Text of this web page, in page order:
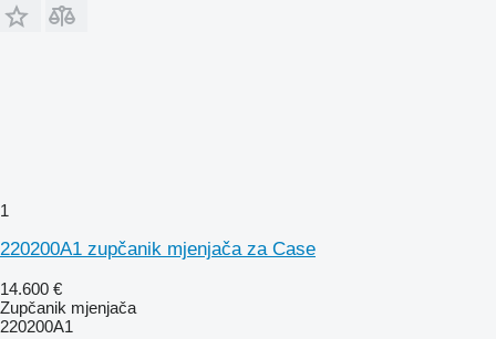
1
220200A1 zupčanik mjenjača za Case
14.600 €
Zupčanik mjenjača
220200A1